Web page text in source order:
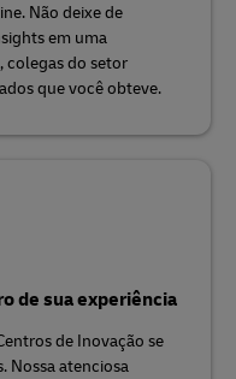
Não deixe de
em uma
colegas do setor
que você obteve.
de sua experiência
de Inovação se
Nossa atenciosa